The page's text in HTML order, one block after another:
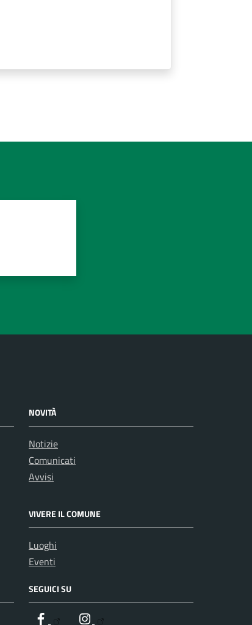
NOVITÀ
Notizie
Comunicati
Avvisi
VIVERE IL COMUNE
Luoghi
Eventi
SEGUICI SU
Facebook Instagram